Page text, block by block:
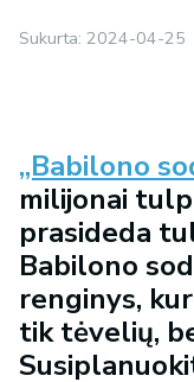
Sukurta: 2024-04-25
„Babilono
milijonai
prasideda
Babilono
renginys,
tik tėvelių,